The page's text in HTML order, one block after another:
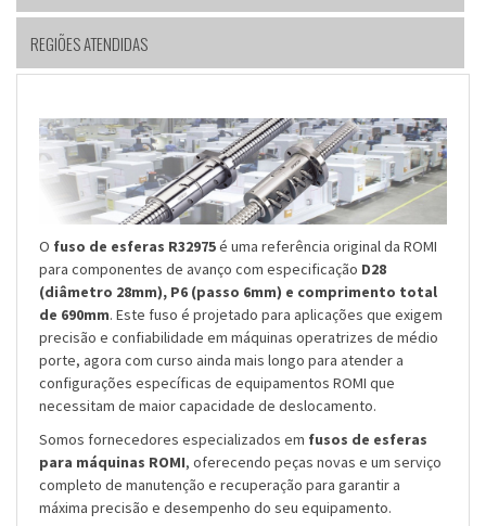
REGIÕES ATENDIDAS
O fuso de esferas R32975é uma referência original da ROMI
para componentes de avanço com especificação D28
(diâmetro 28mm), P6 (passo 6mm) e comprimento total
de 690mm. Este fuso é projetado para aplicações que exigem
precisão e confiabilidade em máquinas operatrizes de médio
porte, agora com curso ainda mais longo para atender a
configurações específicas de equipamentos ROMI que
necessitam de maior capacidade de deslocamento.
Somos fornecedores especializados em fusos de esferas
para máquinas ROMI, oferecendo peças novas e um serviço
completo de manutenção e recuperação para garantir a
máxima precisão e desempenho do seu equipamento.